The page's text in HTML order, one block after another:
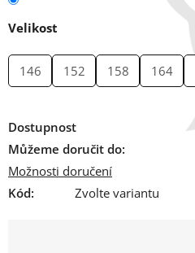
Velikost
146 152 158 164
Dostupnost
Můžeme doručit do:
Možnosti doručení
Kód:
Zvolte variantu